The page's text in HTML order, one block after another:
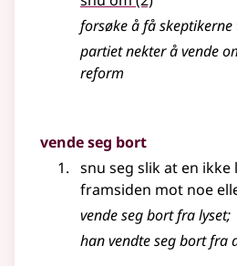
forsøke å få
partiet nekter å vende
reform
vende seg bort
snu seg slik at en
framsiden mot noe
vende seg bort fra lyset;
han vendte seg bort fra